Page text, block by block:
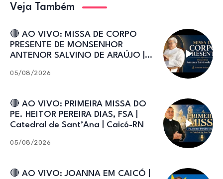
Veja Também
🔴 AO VIVO: MISSA DE CORPO
PRESENTE DE MONSENHOR
ANTENOR SALVINO DE ARAÚJO |
05/08/2026
🔴 AO VIVO: PRIMEIRA MISSA DO
PE. HEITOR PEREIRA DIAS, FSA |
Catedral de Sant’Ana | Caicó-RN
05/08/2026
🔴 AO VIVO: JOANNA EM CAICÓ |